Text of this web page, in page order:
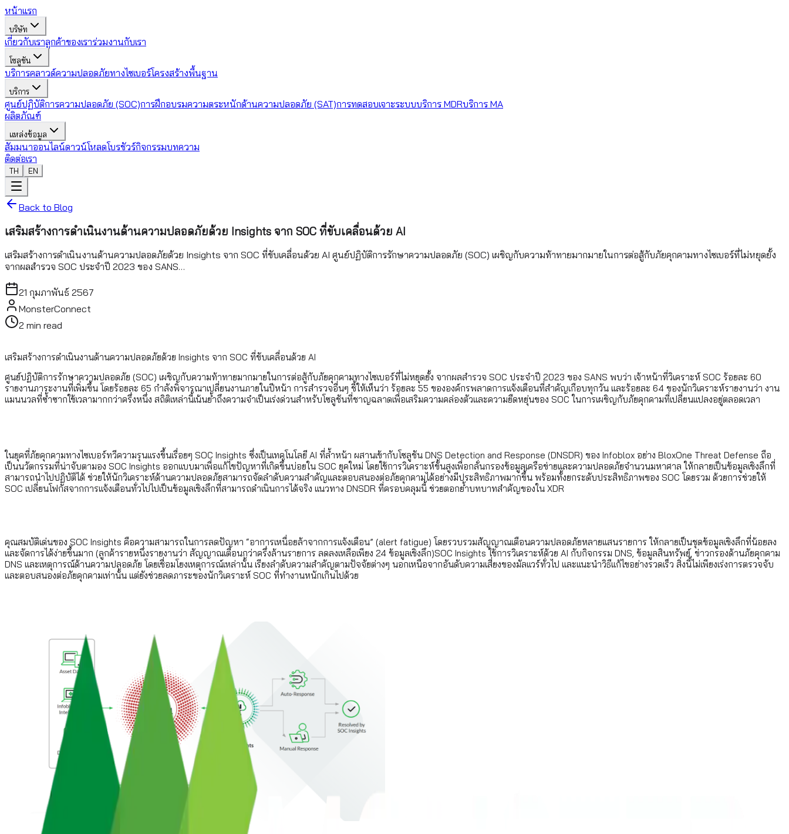
หน้าแรก
บริษัท
เกี่ยวกับเราลูกค้าของเราร่วมงานกับเรา
โซลูชัน
บริการคลาวด์ความปลอดภัยทางไซเบอร์โครงสร้างพื้นฐาน
บริการ
ศูนย์ปฏิบัติการความปลอดภัย (SOC)การฝึกอบรมความตระหนักด้านความปลอดภัย (SAT)การทดสอบเจาะระบบบริการ MDRบริการ MA
ผลิตภัณฑ์
แหล่งข้อมูล
สัมมนาออนไลน์ดาวน์โหลดโบรชัวร์กิจกรรมบทความ
ติดต่อเรา
TH EN
Back to Blog
เสริมสร้างการดำเนินงานด้านความปลอดภัยด้วย Insights จาก SOC ที่ขับเคลื่อนด้วย AI
เสริมสร้างการดำเนินงานด้านความปลอดภัยด้วย Insights จาก SOC ที่ขับเคลื่อนด้วย AI ศูนย์ปฏิบัติการรักษาความปลอดภัย (SOC) เผชิญกับความท้าทายมากมายในการต่อสู้กับภัยคุกคามทางไซเบอร์ที่ไม่หยุดยั้ง
จากผลสำรวจ SOC ประจำปี 2023 ของ SANS…
21 กุมภาพันธ์ 2567
MonsterConnect
2 min read
เสริมสร้างการดำเนินงานด้านความปลอดภัยด้วย Insights จาก SOC ที่ขับเคลื่อนด้วย AI
ศูนย์ปฏิบัติการรักษาความปลอดภัย (SOC) เผชิญกับความท้าทายมากมายในการต่อสู้กับภัยคุกคามทางไซเบอร์ที่ไม่หยุดยั้ง จากผลสำรวจ SOC ประจำปี 2023 ของ SANS พบว่า เจ้าหน้าที่วิเคราะห์ SOC ร้อยละ 60
รายงานภาระงานที่เพิ่มขึ้น โดยร้อยละ 65 กำลังพิจารณาเปลี่ยนงานภายในปีหน้า การสำรวจอื่นๆ ชี้ให้เห็นว่า ร้อยละ 55 ขององค์กรพลาดการแจ้งเตือนที่สำคัญเกือบทุกวัน และร้อยละ 64 ของนักวิเคราะห์รายงานว่า งาน
แมนนวลที่ซ้ำซากใช้เวลามากกว่าครึ่งหนึ่ง สถิติเหล่านี้เน้นย้ำถึงความจำเป็นเร่งด่วนสำหรับโซลูชันที่ชาญฉลาดเพื่อเสริมความคล่องตัวและความยืดหยุ่นของ SOC ในการเผชิญกับภัยคุกคามที่เปลี่ยนแปลงอยู่ตลอดเวลา
ในยุคที่ภัยคุกคามทางไซเบอร์ทวีความรุนแรงขึ้นเรื่อยๆ SOC Insights ซึ่งเป็นเทคโนโลยี AI ที่ล้ำหน้า ผสานเข้ากับโซลูชัน DNS Detection and Response (DNSDR) ของ Infoblox อย่าง BloxOne Threat Defense ถือ
เป็นนวัตกรรมที่น่าจับตามอง SOC Insights ออกแบบมาเพื่อแก้ไขปัญหาที่เกิดขึ้นบ่อยใน SOC ยุคใหม่ โดยใช้การวิเคราะห์ขั้นสูงเพื่อกลั่นกรองข้อมูลเครือข่ายและความปลอดภัยจำนวนมหาศาล ให้กลายเป็นข้อมูลเชิงลึกที่
สามารถนำไปปฏิบัติได้ ช่วยให้นักวิเคราะห์ด้านความปลอดภัยสามารถจัดลำดับความสำคัญและตอบสนองต่อภัยคุกคามได้อย่างมีประสิทธิภาพมากขึ้น พร้อมทั้งยกระดับประสิทธิภาพของ SOC โดยรวม ด้วยการช่วยให้
SOC เปลี่ยนโฟกัสจากการแจ้งเตือนทั่วไปไปเป็นข้อมูลเชิงลึกที่สามารถดำเนินการได้จริง แนวทาง DNSDR ที่ครอบคลุมนี้ ช่วยตอกย้ำบทบาทสำคัญของใน XDR
คุณสมบัติเด่นของ SOC Insights คือความสามารถในการลดปัญหา “อาการเหนื่อยล้าจากการแจ้งเตือน” (alert fatigue) โดยรวบรวมสัญญาณเตือนความปลอดภัยหลายแสนรายการ ให้กลายเป็นชุดข้อมูลเชิงลึกที่น้อยลง
และจัดการได้ง่ายขึ้นมาก (ลูกค้ารายหนึ่งรายงานว่า สัญญาณเตือนกว่าครึ่งล้านรายการ ลดลงเหลือเพียง 24 ข้อมูลเชิงลึก)SOC Insights ใช้การวิเคราะห์ด้วย AI กับกิจกรรม DNS, ข้อมูลสินทรัพย์, ข่าวกรองด้านภัยคุกคาม
DNS และเหตุการณ์ด้านความปลอดภัย โดยเชื่อมโยงเหตุการณ์เหล่านั้น เรียงลำดับความสำคัญตามปัจจัยต่างๆ นอกเหนือจากอันดับความเสี่ยงของมัลแวร์ทั่วไป และแนะนำวิธีแก้ไขอย่างรวดเร็ว สิ่งนี้ไม่เพียงเร่งการตรวจจับ
และตอบสนองต่อภัยคุกคามเท่านั้น แต่ยังช่วยลดภาระของนักวิเคราะห์ SOC ที่ทำงานหนักเกินไปด้วย